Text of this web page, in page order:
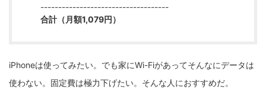
------------------------------------
合計（月額1,079円）
iPhoneは使ってみたい。でも家にWi-Fiがあってそんなにデータは
使わない。固定費は極力下げたい。そんな人におすすめだ。